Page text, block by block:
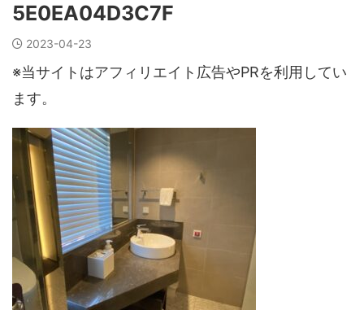
5E0EA04D3C7F
2023-04-23
※当サイトはアフィリエイト広告やPRを利用してい
ます。